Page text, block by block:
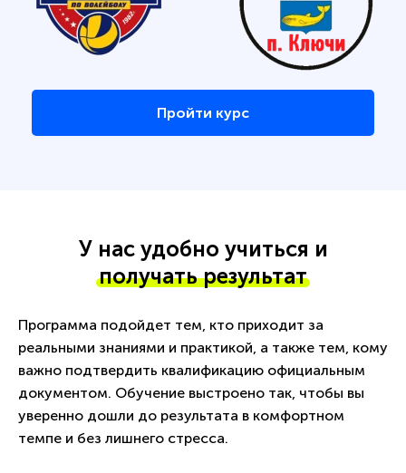
Пройти курс
У нас удобно учиться и
получать результат
Программа подойдет тем, кто приходит за
реальными знаниями и практикой, а также тем, кому
важно подтвердить квалификацию официальным
документом. Обучение выстроено так, чтобы вы
уверенно дошли до результата в комфортном
темпе и без лишнего стресса.